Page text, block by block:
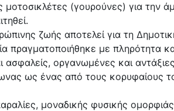
μοτοσικλέτες (γουρούνες) για την
ζωής αποτελεί για τη
πραγματοποιήθηκε με πληρότητα
ασφαλείς, οργανωμένες και
ως ένας από τους κορυφαίους
μοναδικής φυσικής